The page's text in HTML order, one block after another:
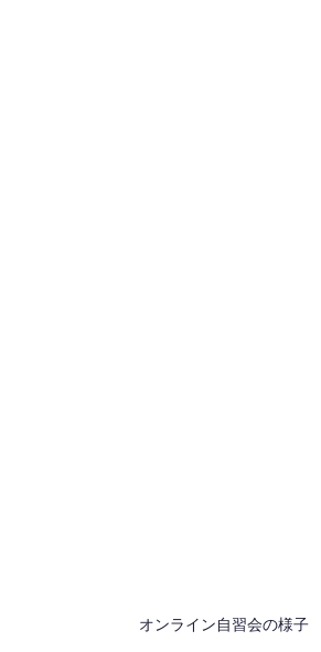
オンライン自習会の様子